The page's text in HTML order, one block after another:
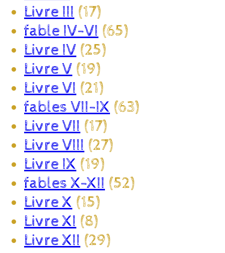
Livre III (17)
fable IV-VI (65)
Livre IV (25)
Livre V (19)
Livre VI (21)
fables VII-IX (63)
Livre VII (17)
Livre VIII (27)
Livre IX (19)
fables X-XII (52)
Livre X (15)
Livre XI (8)
Livre XII (29)